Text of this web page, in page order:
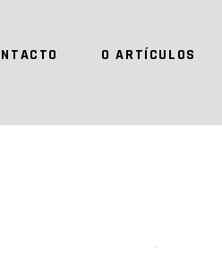
0 ARTÍCULOS